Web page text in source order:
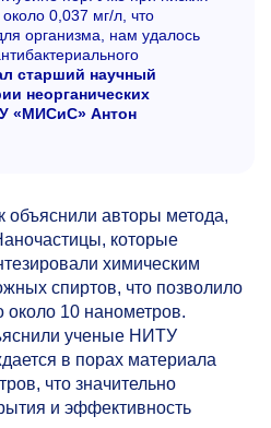
0,037 мг/л, что
организма, нам удалось
старший научный
неорганических
«МИСиС» Антон
объяснили авторы метода,
которые
химическим
спиртов, что позволило
около 10 нанометров.
ученые НИТУ
в порах материала
что значительно
и эффективность